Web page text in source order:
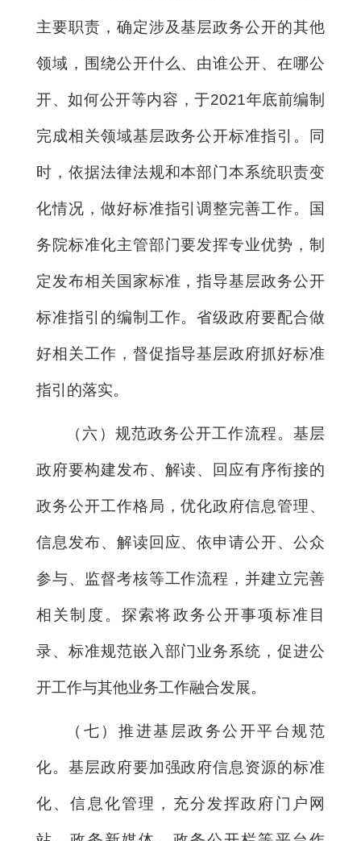
主要职责，确定涉及基层政务公开的其他
领域，围绕公开什么、由谁公开、在哪公
开、如何公开等内容，于2021年底前编制
完成相关领域基层政务公开标准指引。同
时，依据法律法规和本部门本系统职责变
化情况，做好标准指引调整完善工作。国
务院标准化主管部门要发挥专业优势，制
定发布相关国家标准，指导基层政务公开
标准指引的编制工作。省级政府要配合做
好相关工作，督促指导基层政府抓好标准
指引的落实。
（六）规范政务公开工作流程。基层
政府要构建发布、解读、回应有序衔接的
政务公开工作格局，优化政府信息管理、
信息发布、解读回应、依申请公开、公众
参与、监督考核等工作流程，并建立完善
相关制度。探索将政务公开事项标准目
录、标准规范嵌入部门业务系统，促进公
开工作与其他业务工作融合发展。
（七）推进基层政务公开平台规范
化。基层政府要加强政府信息资源的标准
化、信息化管理，充分发挥政府门户网